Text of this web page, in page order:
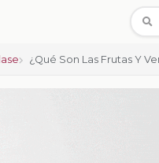
¿Qué Son Las Frutas Y